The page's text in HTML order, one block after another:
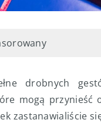
drobnych
mogą przynieść
zastanawialiście